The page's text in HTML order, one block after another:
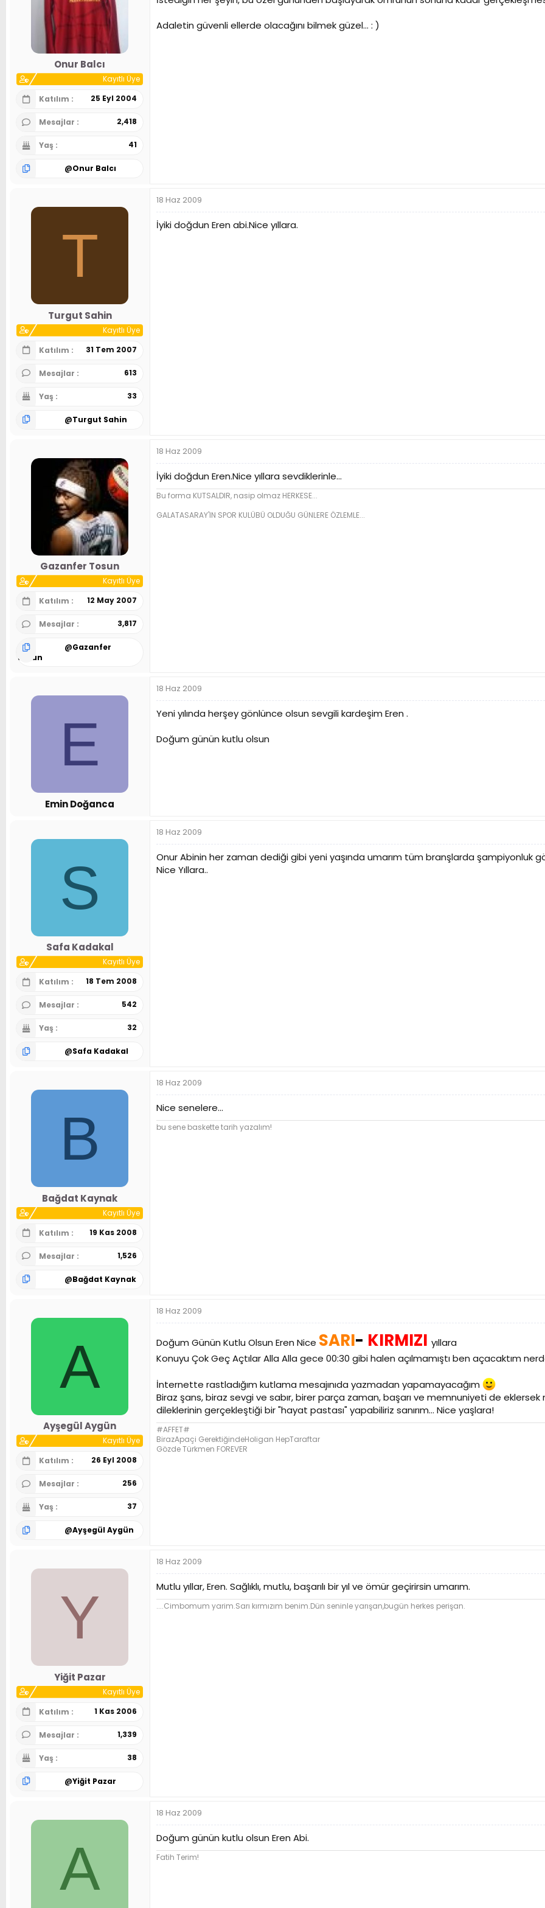
i
Onur Balcı
Kayıtlı Üye
Katılım
25 Eyl 2004
Mesajlar 2,418
Yaş 41
@Onur Balcı
Adaletin güvenli ellerde olacağını bilmek güzel... : )
T
Turgut Sahin
Kayıtlı Üye
Katılım
31 Tem 2007
Mesajlar 613
Yaş 33
@Turgut Sahin
18 Haz 2009
İyiki doğdun Eren abi.Nice yıllara.
Gazanfer Tosun
Kayıtlı Üye
Katılım
12 May 2007
Mesajlar 3,817
@Gazanfer
Tosun
18 Haz 2009
İyiki doğdun Eren.Nice yıllara sevdiklerinle...
Bu forma KUTSALDIR, nasip olmaz HERKESE...
GALATASARAY'IN SPOR KULÜBÜ OLDUĞU GÜNLERE ÖZLEMLE...
E
Emin Doğanca
18 Haz 2009
Yeni yılında herşey gönlünce olsun sevgili kardeşim Eren .
Doğum günün kutlu olsun
S
Safa Kadakal
Kayıtlı Üye
Katılım
18 Tem 2008
Mesajlar 542
Yaş 32
@Safa Kadakal
18 Haz 2009
Onur Abinin her zaman dediği gibi yeni yaşında umarım tüm branşlarda şampiyonluk
Nice Yıllara..
B
Bağdat Kaynak
Kayıtlı Üye
Katılım
19 Kas 2008
Mesajlar 1,526
@Bağdat Kaynak
18 Haz 2009
Nice senelere...
bu sene baskette tarih yazalım!
A
Ayşegül Aygün
Kayıtlı Üye
Katılım
26 Eyl 2008
Mesajlar 256
Yaş 37
@Ayşegül Aygün
18 Haz 2009
Doğum Günün Kutlu Olsun Eren Nice SARI- KIRMIZI yıllara
Konuyu Çok Geç Açtılar Alla Alla gece 00:30 gibi halen açılmamıştı ben açacaktım
İnternette rastladığım kutlama mesajınıda yazmadan yapamayacağım
Biraz şans, biraz sevgi ve sabır, birer parça zaman, başarı ve memnuniyeti de eklersek
dileklerinin gerçekleştiği bir "hayat pastası" yapabiliriz sanırım... Nice yaşlara!
#AFFET#
BirazApaçi GerektiğindeHoligan HepTaraftar
Gözde Türkmen FOREVER
Y
Yiğit Pazar
Kayıtlı Üye
Katılım
1 Kas 2006
Mesajlar 1,339
Yaş 38
@Yiğit Pazar
18 Haz 2009
Mutlu yıllar, Eren. Sağlıklı, mutlu, başarılı bir yıl ve ömür geçirirsin umarım.
....Cimbomum yarim.Sarı kırmızım benim.Dün seninle yarışan,bugün herkes perişan.
A
18 Haz 2009
Doğum günün kutlu olsun Eren Abi.
Fatih Terim!